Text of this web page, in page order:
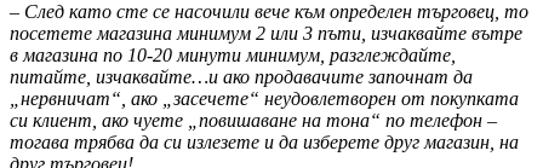
– След като сте се насочили вече към определен търговец, то
посетете магазина минимум 2 или 3 пъти, изчаквайте вътре
в магазина по 10-20 минути минимум, разглеждайте,
питайте, изчаквайте…и ако продавачите започнат да
„нервничат“, ако „засечете“ неудовлетворен от покупката
си клиент, ако чуете „повишаване на тона“ по телефон –
тогава трябва да си излезете и да изберете друг магазин, на